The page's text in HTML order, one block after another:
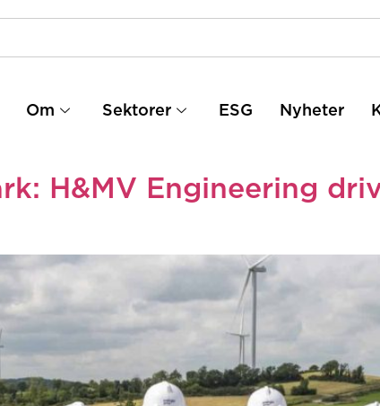
Om Sektorer ESG Nyheter
H&MV Engineering